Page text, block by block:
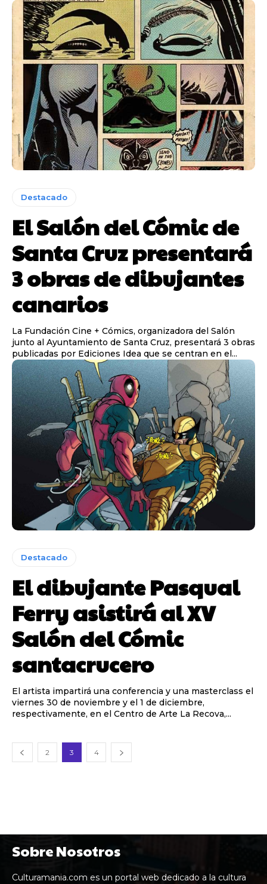
Destacado
El Salón del Cómic de
Santa Cruz presentará
3 obras de dibujantes
canarios
La Fundación Cine + Cómics, organizadora del Salón
junto al Ayuntamiento de Santa Cruz, presentará 3 obras
publicadas por Ediciones Idea que se centran en el...
Destacado
El dibujante Pasqual
Ferry asistirá al XV
Salón del Cómic
santacrucero
El artista impartirá una conferencia y una masterclass el
viernes 30 de noviembre y el 1 de diciembre,
respectivamente, en el Centro de Arte La Recova,...
2 3 4
Sobre Nosotros
Culturamania.com es un portal web dedicado a la cultura